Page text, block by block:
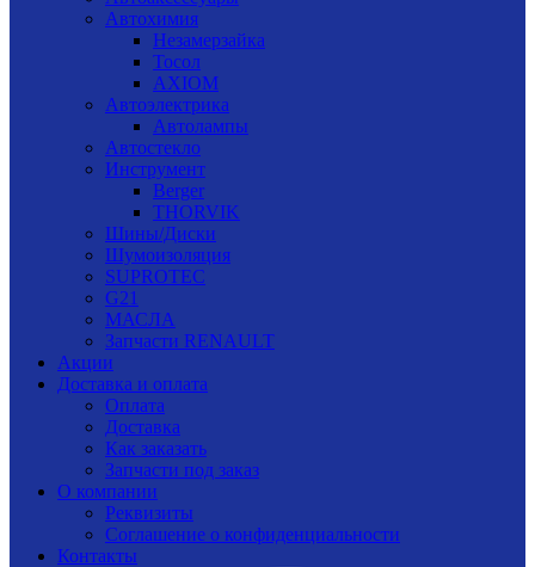
Автохимия
Незамерзайка
Тосол
AXIOM
Автоэлектрика
Автолампы
Автостекло
Инструмент
Berger
THORVIK
Шины/Диски
Шумоизоляция
SUPROTEC
G21
МАСЛА
Запчасти RENAULT
Акции
Доставка и оплата
Оплата
Доставка
Как заказать
Запчасти под заказ
О компании
Реквизиты
Соглашение о конфиденциальности
Контакты